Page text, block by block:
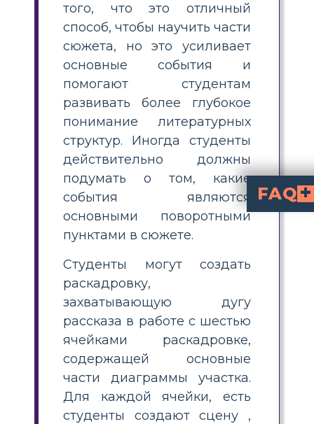
того, что это отличный
способ, чтобы научить части
сюжета, но это усиливает
основные события и
помогают студентам
развивать более глубокое
понимание литературных
структур. Иногда студенты
действительно должны
подумать о том, какие
события являются
основными поворотными
пунктами в сюжете.
Студенты могут создать
раскадровку,
захватывающую дугу
рассказа в работе с шестью
ячейками раскадровке,
содержащей основные
части диаграммы участка.
Для каждой ячейки, есть
студенты создают сцену ,
FAQ